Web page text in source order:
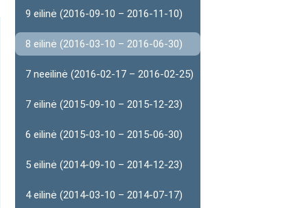
9 eilinė (2016-09-10 – 2016-11-10)
8 eilinė (2016-03-10 – 2016-06-30)
7 neeilinė (2016-02-17 – 2016-02-25)
7 eilinė (2015-09-10 – 2015-12-23)
6 eilinė (2015-03-10 – 2015-06-30)
5 eilinė (2014-09-10 – 2014-12-23)
4 eilinė (2014-03-10 – 2014-07-17)